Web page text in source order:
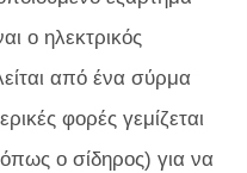
ο ηλεκτρικός
από ένα σύρμα
φορές γεμίζεται
ο σίδηρος) για να